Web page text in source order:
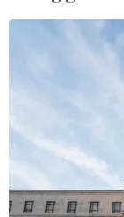
nhiệt
06/08/2026 03:46
Sản lượng
giảm trong nửa
06/08/2026 03:41